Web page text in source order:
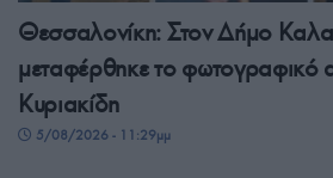
Θεσσαλονίκη: Στον Δήμο
μεταφέρθηκε το φωτογραφικό
Κυριακίδη
5/08/2026 - 11:29μμ